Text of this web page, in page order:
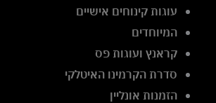
עוגות קינוחים אישיים
המיוחדים
קראנץ ועוגות פס
סדרת הקרמינו האיטלקי
הזמנות אונליין